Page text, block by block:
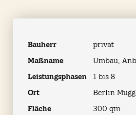
Bauherr
privat
Maßname
Umbau,
Leistungsphasen
1 bis 8
Ort
Berlin
Fläche
300 qm